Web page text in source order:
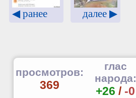
◀ ранее далее ▶
просмотров:
369
глас
народа:
+26 / -0